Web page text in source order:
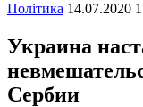
Полiтика 14.07.2020
Украина
Сербии